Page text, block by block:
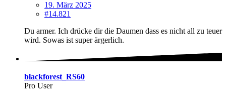
19. März 2025
#14.821
Du armer. Ich drücke dir die Daumen dass es nicht all zu teuer
wird. Sowas ist super ärgerlich.
blackforest_RS60
Pro User